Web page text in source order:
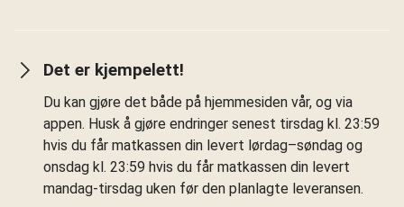
Det er kjempelett!
Du kan gjøre det både på hjemmesiden vår, og via
appen. Husk å gjøre endringer senest tirsdag kl. 23:59
hvis du får matkassen din levert lørdag–søndag og
onsdag kl. 23:59 hvis du får matkassen din levert
mandag-tirsdag uken før den planlagte leveransen.